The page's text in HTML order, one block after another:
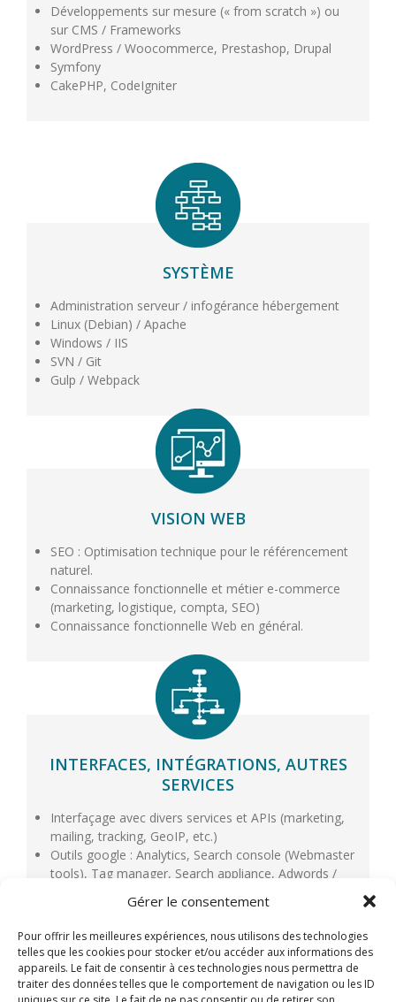
Gérer le consentement
Pour offrir les meilleures expériences, nous utilisons des technologies
telles que les cookies pour stocker et/ou accéder aux informations des
appareils. Le fait de consentir à ces technologies nous permettra de
traiter des données telles que le comportement de navigation ou les ID
Développements sur mesure (« from scratch ») ou
sur CMS / Frameworks
WordPress / Woocommerce, Prestashop, Drupal
Symfony
CakePHP, CodeIgniter
SYSTÈME
Administration serveur / infogérance hébergement
Linux (Debian) / Apache
Windows / IIS
SVN / Git
Gulp / Webpack
VISION WEB
SEO : Optimisation technique pour le référencement
naturel.
Connaissance fonctionnelle et métier e-commerce
(marketing, logistique, compta, SEO)
Connaissance fonctionnelle Web en général.
INTERFACES, INTÉGRATIONS, AUTRES
SERVICES
Interfaçage avec divers services et APIs (marketing,
mailing, tracking, GeoIP, etc.)
Outils google : Analytics, Search console (Webmaster
tools), Tag manager, Search appliance, Adwords /
Via des partenariats : Web design, Référencement,
Communication, Web Marketing, Formations